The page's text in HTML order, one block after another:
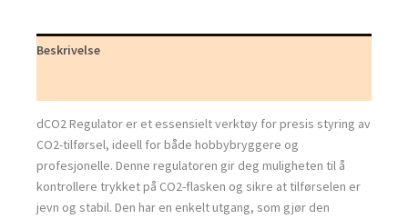
Beskrivelse
dCO2 Regulator er et essensielt verktøy for presis styring av
CO2-tilførsel, ideell for både hobbybryggere og
profesjonelle. Denne regulatoren gir deg muligheten til å
kontrollere trykket på CO2-flasken og sikre at tilførselen er
jevn og stabil. Den har en enkelt utgang, som gjør den